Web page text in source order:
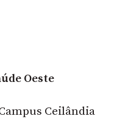
Oeste
Ceilândia